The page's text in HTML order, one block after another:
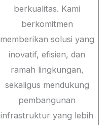
berkualitas. Kami
berkomitmen
memberikan solusi yang
inovatif, efisien, dan
ramah lingkungan,
sekaligus mendukung
pembangunan
infrastruktur yang lebih